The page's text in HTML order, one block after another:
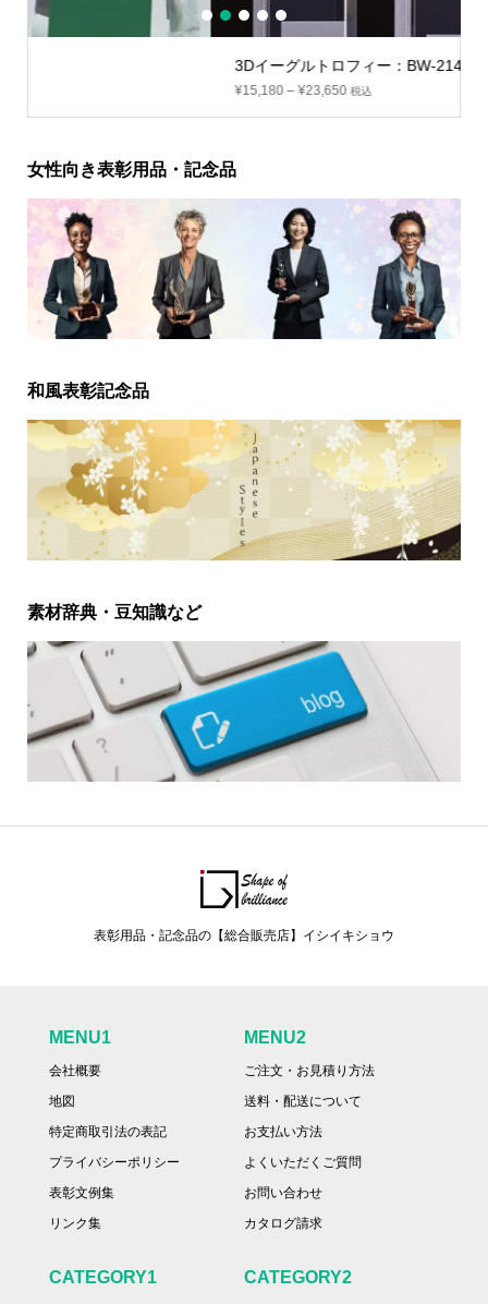
3Dイーグルトロフィー：BW-2144
1 2 3 4 5
女性向き表彰用品・記念品
和風表彰記念品
素材辞典・豆知識など
表彰用品・記念品の【総合販売店】イシイキショウ
MENU1
会社概要
地図
特定商取引法の表記
プライバシーポリシー
表彰文例集
リンク集
MENU2
ご注文・お見積り方法
送料・配送について
お支払い方法
よくいただくご質問
お問い合わせ
カタログ請求
CATEGORY1 CATEGORY2